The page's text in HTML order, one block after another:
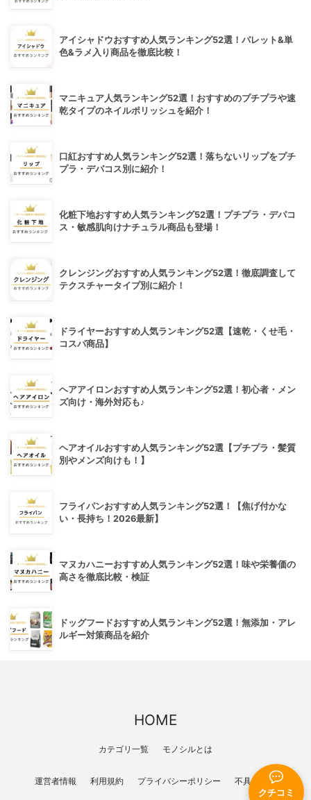
クチコミ
アイシャドウおすすめ人気ランキング52選！パレット&単
色&ラメ入り商品を徹底比較！
マニキュア人気ランキング52選！おすすめのプチプラや速
乾タイプのネイルポリッシュを紹介！
口紅おすすめ人気ランキング52選！落ちないリップをプチ
プラ・デパコス別に紹介！
化粧下地おすすめ人気ランキング52選！プチプラ・デパコ
ス・敏感肌向けナチュラル商品も登場！
クレンジングおすすめ人気ランキング52選！徹底調査して
テクスチャータイプ別に紹介！
ドライヤーおすすめ人気ランキング52選【速乾・くせ毛・
コスパ商品】
ヘアアイロンおすすめ人気ランキング52選！初心者・メン
ズ向け・海外対応も♪
ヘアオイルおすすめ人気ランキング52選【プチプラ・髪質
別やメンズ向けも！】
フライパンおすすめ人気ランキング52選！【焦げ付かな
い・長持ち！2026最新】
マヌカハニーおすすめ人気ランキング52選！味や栄養価の
高さを徹底比較・検証
ドッグフードおすすめ人気ランキング52選！無添加・アレ
ルギー対策商品を紹介
HOME
カテゴリ一覧 モノシルとは
運営者情報 利用規約 プライバシーポリシー 不具合報告